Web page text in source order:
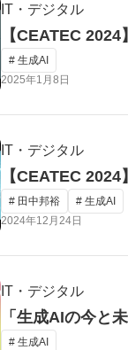
IT・デジタル
【CEATEC
# 生成AI
2025年1月8日
IT・デジタル
【CEATEC
# 田中邦裕
# 生成AI
2024年12月24日
IT・デジタル
「生成AIの今と
# 生成AI